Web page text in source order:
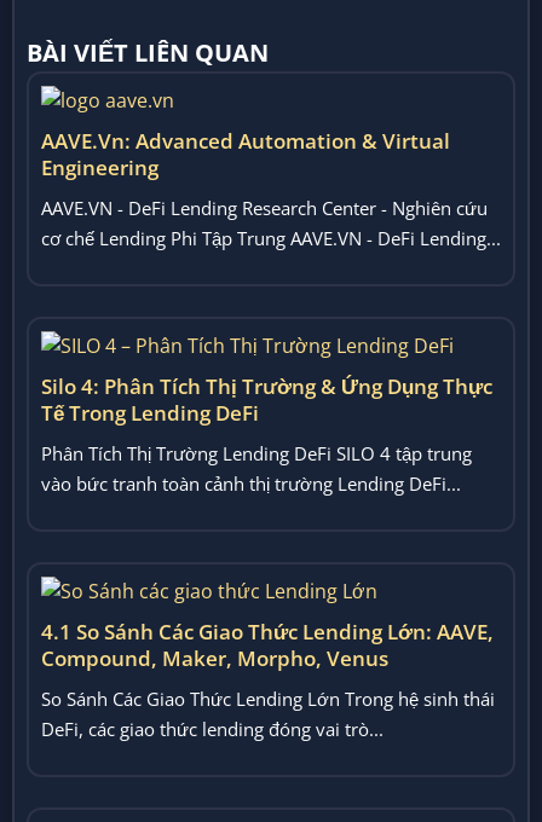
BÀI VIẾT LIÊN QUAN
AAVE.vn: Advanced Automation & Virtual
Engineering
AAVE.VN - DeFi Lending Research Center - Nghiên cứu
cơ chế Lending Phi Tập Trung AAVE.VN - DeFi Lending...
Silo 4: Phân Tích Thị Trường & Ứng Dụng Thực
Tế Trong Lending DeFi
Phân Tích Thị Trường Lending DeFi SILO 4 tập trung
vào bức tranh toàn cảnh thị trường Lending DeFi...
4.1 So Sánh Các Giao Thức Lending Lớn: AAVE,
Compound, Maker, Morpho, Venus
So Sánh Các Giao Thức Lending Lớn Trong hệ sinh thái
DeFi, các giao thức lending đóng vai trò...